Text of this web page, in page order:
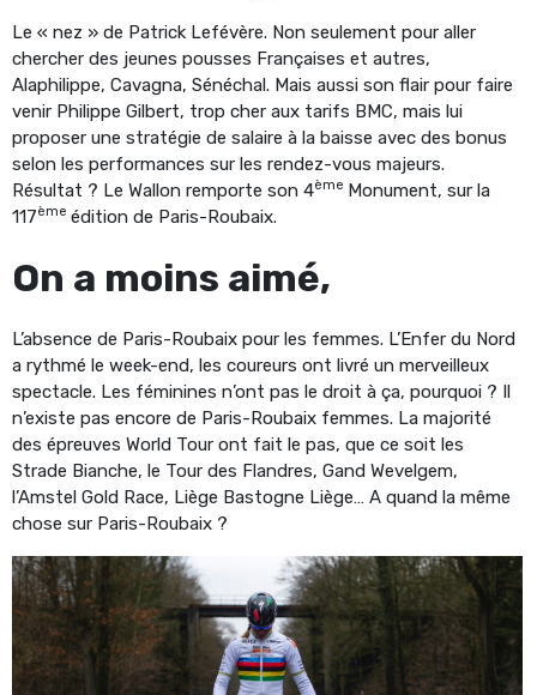
Le « nez » de Patrick Lefévère. Non seulement pour aller
chercher des jeunes pousses Françaises et autres,
Alaphilippe, Cavagna, Sénéchal. Mais aussi son flair pour faire
venir Philippe Gilbert, trop cher aux tarifs BMC, mais lui
proposer une stratégie de salaire à la baisse avec des bonus
selon les performances sur les rendez-vous majeurs.
Résultat ? Le Wallon remporte son 4ème Monument, sur la
117ème édition de Paris-Roubaix.
On a moins aimé,
L’absence de Paris-Roubaix pour les femmes. L’Enfer du Nord
a rythmé le week-end, les coureurs ont livré un merveilleux
spectacle. Les féminines n’ont pas le droit à ça, pourquoi ? Il
n’existe pas encore de Paris-Roubaix femmes. La majorité
des épreuves World Tour ont fait le pas, que ce soit les
Strade Bianche, le Tour des Flandres, Gand Wevelgem,
l’Amstel Gold Race, Liège Bastogne Liège… A quand la même
chose sur Paris-Roubaix ?